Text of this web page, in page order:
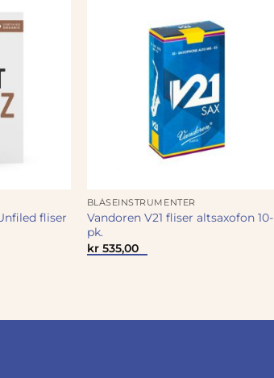
fliser
BLÅSEINSTRUMENTER
Vandoren V21 fliser altsaxofon 10-
pk.
kr535,00